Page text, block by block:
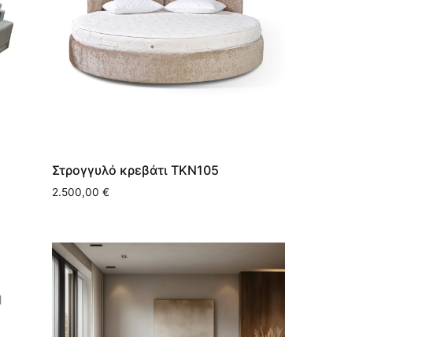
Στρογγυλό κρεβάτι ΤΚΝ105
2.500,00€